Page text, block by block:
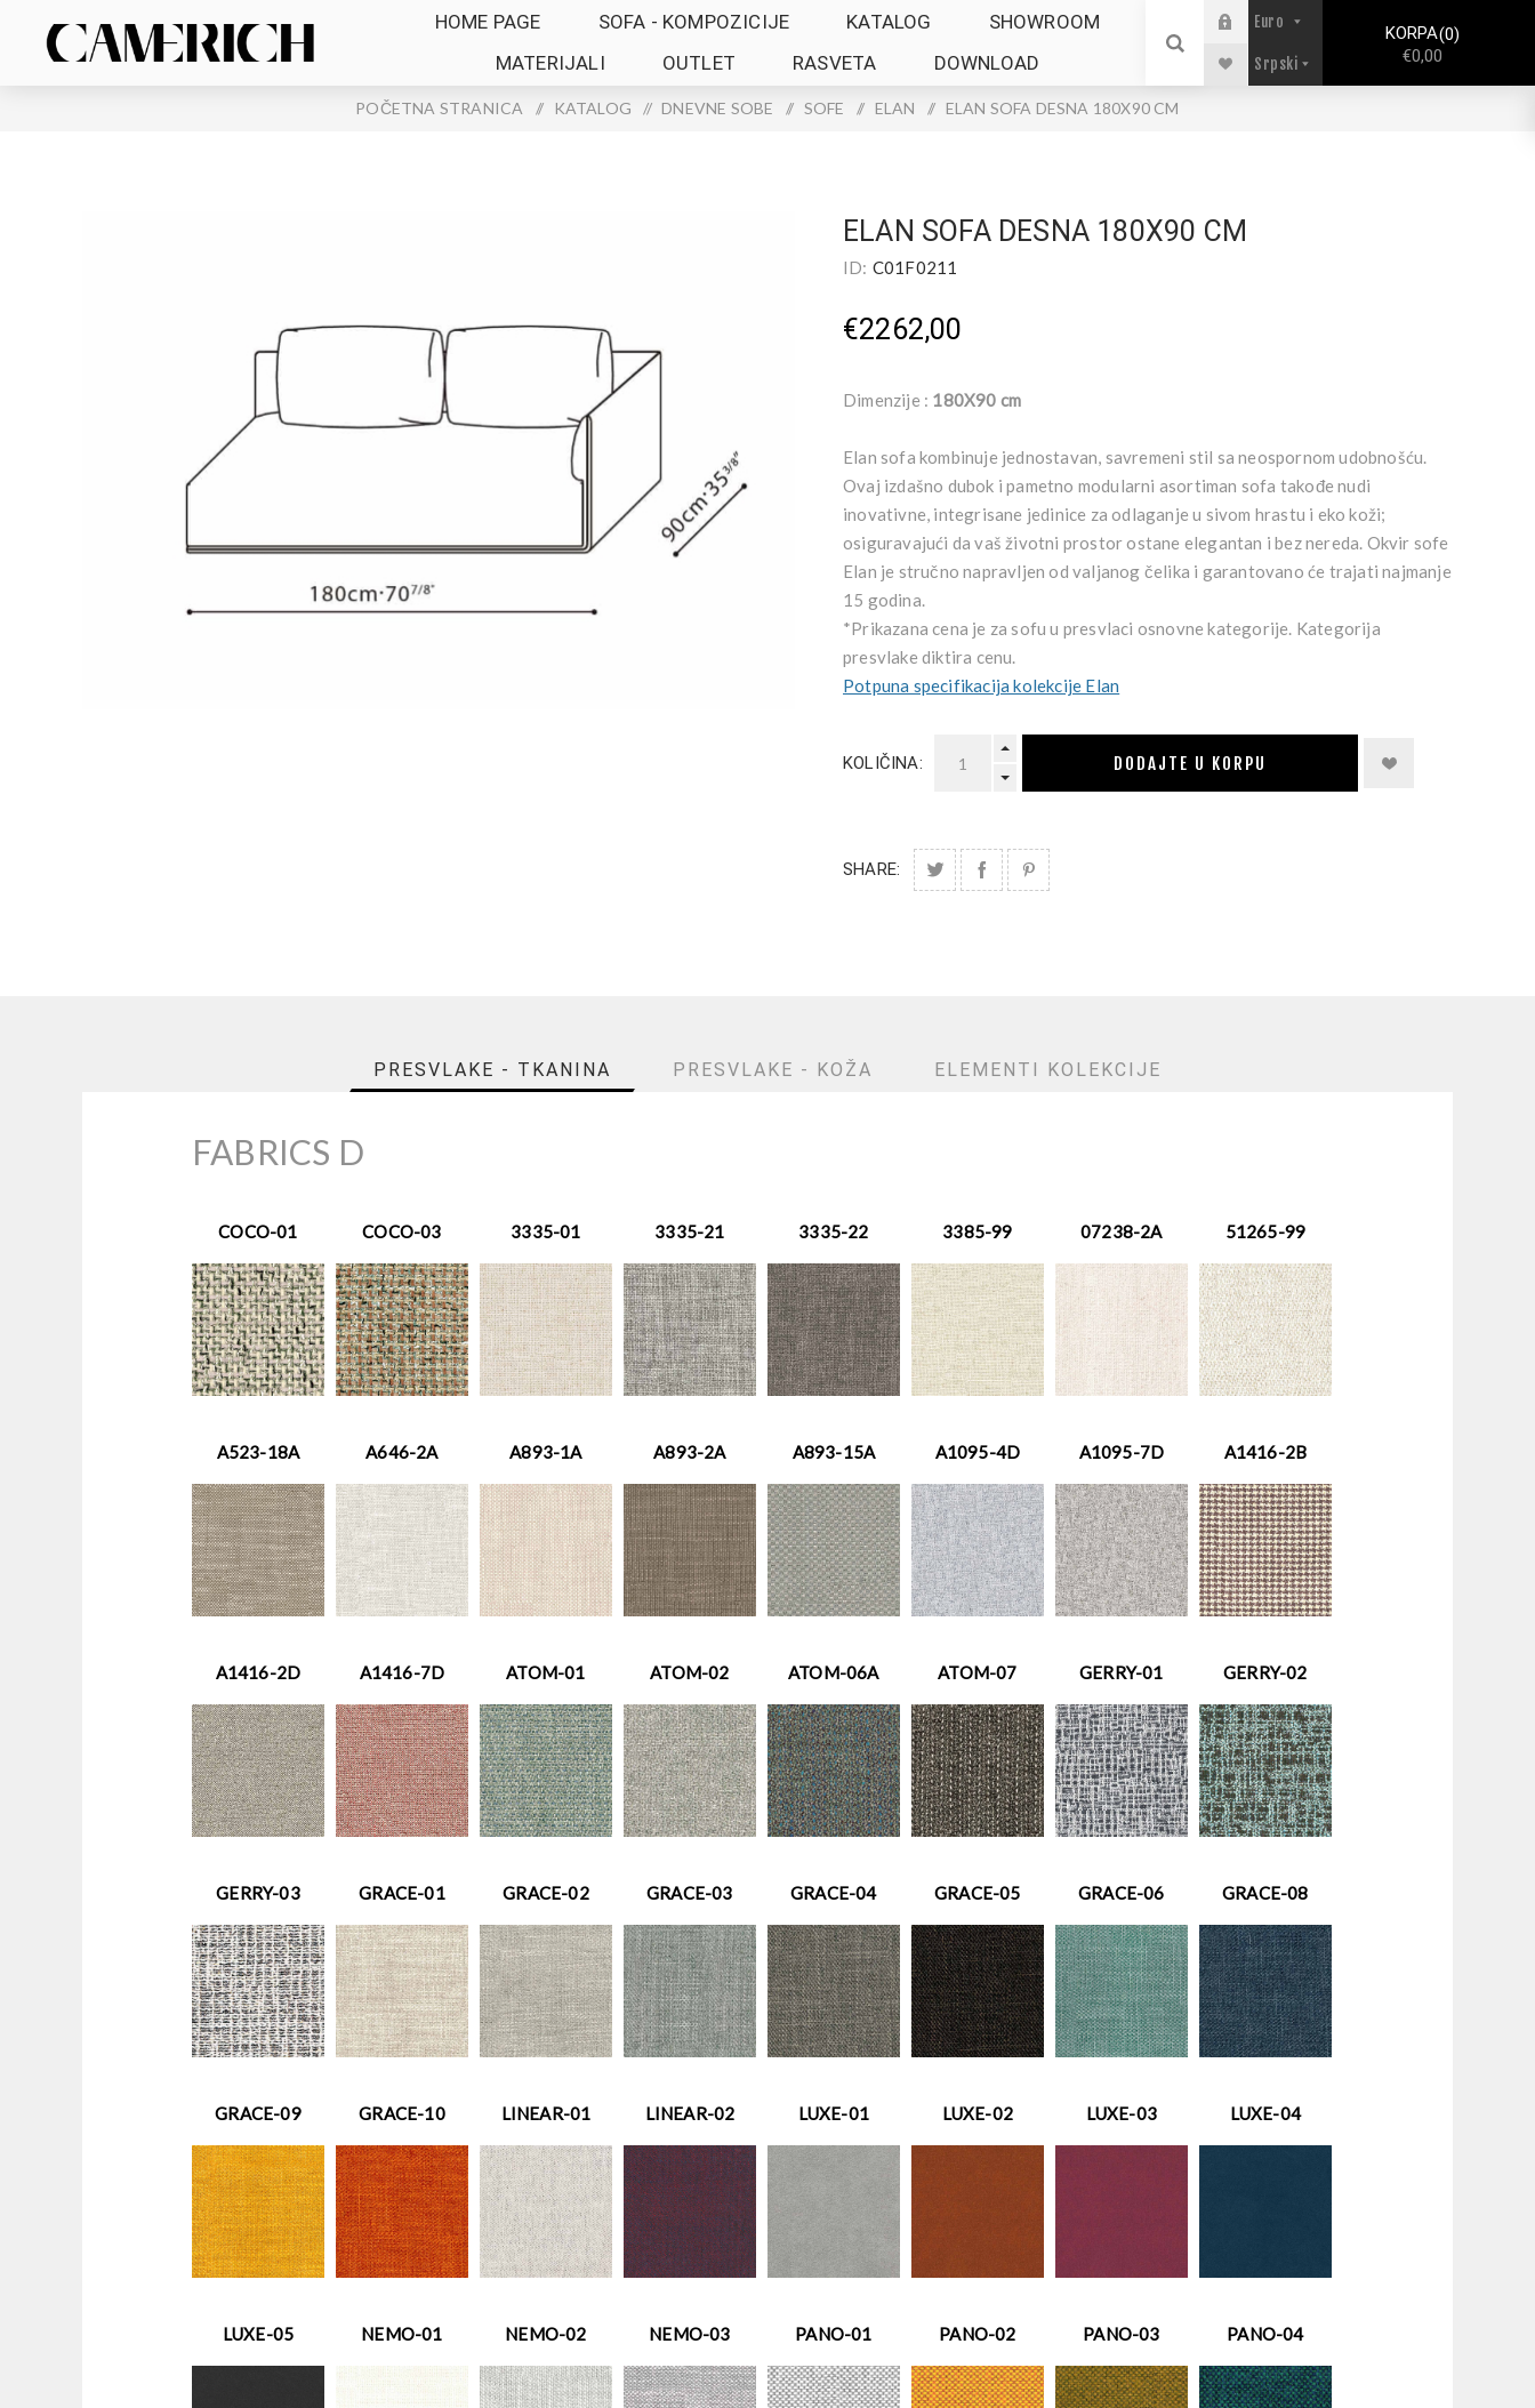
HOME PAGE SOFA - KOMPOZICIJE KATALOG
SHOWROOM
MATERIJALI
OUTLET RASVETA DOWNLOAD
KORPA 0
€0,00
POČETNA STRANICA / KATALOG / DNEVNE SOBE / SOFE / ELAN / ELAN SOFA DESNA 180X90 CM
ELAN SOFA DESNA 180X90 CM
ID: C01F0211
€2262,00
Dimenzije : 180X90 cm
Elan sofa kombinuje jednostavan, savremeni stil sa neospornom udobnošću.
Ovaj izdašno dubok i pametno modularni asortiman sofa takođe nudi
inovativne, integrisane jedinice za odlaganje u sivom hrastu i eko koži;
osiguravajući da vaš životni prostor ostane elegantan i bez nereda. Okvir sofe
Elan je stručno napravljen od valjanog čelika i garantovano će trajati najmanje
15 godina.
*Prikazana cena je za sofu u presvlaci osnovne kategorije. Kategorija
presvlake diktira cenu.
Potpuna specifikacija kolekcije Elan
KOLIČINA: DODAJTE U KORPU
SHARE:
PRESVLAKE - TKANINA PRESVLAKE - KOŽA ELEMENTI KOLEKCIJE
FABRICS D
COCO-01 COCO-03 3335-01 3335-21 3335-22 3385-99 07238-2A 51265-99
A523-18A A646-2A A893-1A A893-2A A893-15A A1095-4D A1095-7D A1416-2B
A1416-2D A1416-7D ATOM-01 ATOM-02 ATOM-06A ATOM-07 GERRY-01 GERRY-02
GERRY-03 GRACE-01 GRACE-02 GRACE-03 GRACE-04 GRACE-05 GRACE-06 GRACE-08
GRACE-09 GRACE-10 LINEAR-01 LINEAR-02 LUXE-01 LUXE-02 LUXE-03 LUXE-04
LUXE-05 NEMO-01 NEMO-02 NEMO-03 PANO-01 PANO-02 PANO-03 PANO-04